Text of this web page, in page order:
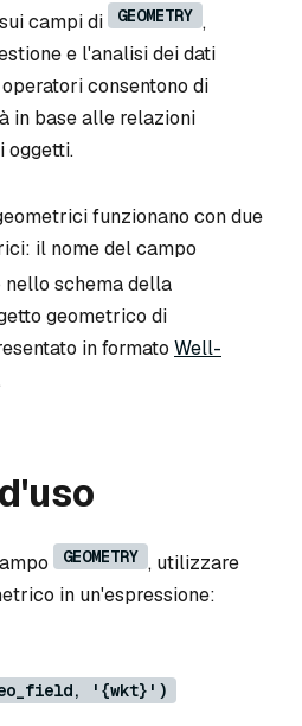
campi di
GEOMETRY ,
e l'analisi dei dati
consentono di
in base alle relazioni
oggetti.
funzionano con due
il nome del campo
nello schema della
geometrico di
in formato Well-
GEOMETRY , utilizzare
in un'espressione:
'{wkt}')